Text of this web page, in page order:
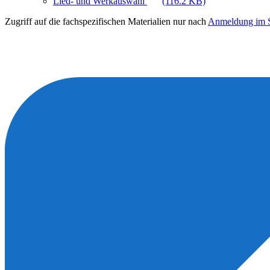
Zugriff auf die fachspezifischen Materialien nur nach Anmeldung im